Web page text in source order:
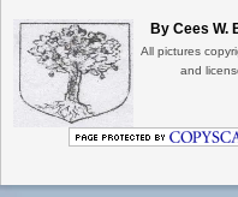
By Cees W.
All pictures
and